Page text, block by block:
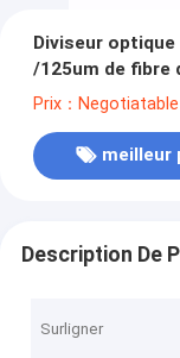
Diviseur
/125um de fibre
Prix：Negotiatable
meilleur
Description De
Surligner